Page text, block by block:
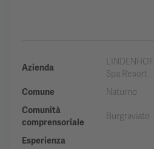
Azienda
Spa Resort
Comune
Naturno
Comunità
comprensoriale
Burgraviato
Esperienza